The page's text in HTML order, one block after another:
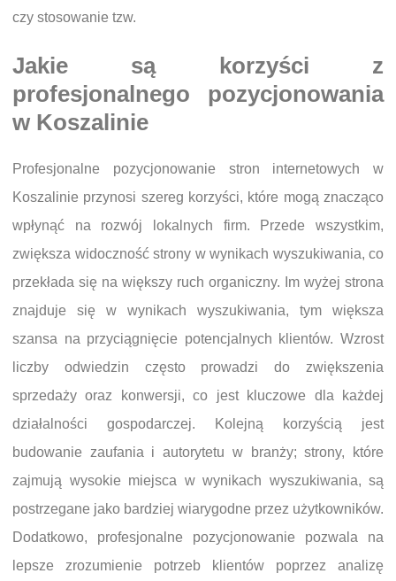
czy stosowanie tzw.
Jakie są korzyści z
profesjonalnego pozycjonowania
w Koszalinie
Profesjonalne pozycjonowanie stron internetowych w
Koszalinie przynosi szereg korzyści, które mogą znacząco
wpłynąć na rozwój lokalnych firm. Przede wszystkim,
zwiększa widoczność strony w wynikach wyszukiwania, co
przekłada się na większy ruch organiczny. Im wyżej strona
znajduje się w wynikach wyszukiwania, tym większa
szansa na przyciągnięcie potencjalnych klientów. Wzrost
liczby odwiedzin często prowadzi do zwiększenia
sprzedaży oraz konwersji, co jest kluczowe dla każdej
działalności gospodarczej. Kolejną korzyścią jest
budowanie zaufania i autorytetu w branży; strony, które
zajmują wysokie miejsca w wynikach wyszukiwania, są
postrzegane jako bardziej wiarygodne przez użytkowników.
Dodatkowo, profesjonalne pozycjonowanie pozwala na
lepsze zrozumienie potrzeb klientów poprzez analizę